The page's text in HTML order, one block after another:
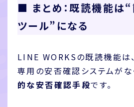
■ まとめ：既読機能は
ツール”になる
LINE WORKSの既読機能は、
専用の安否確認システムがな
的な安否確認手段です。